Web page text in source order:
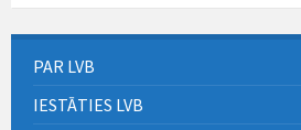
PAR LVB
IESTĀTIES LVB